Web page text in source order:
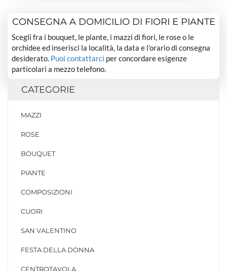
CONSEGNA A DOMICILIO DI FIORI E PIANTE
Scegli fra i bouquet, le piante, i mazzi di fiori, le rose o le
orchidee ed inserisci la località, la data e l’orario di consegna
desiderato. Puoi contattarci per concordare esigenze
particolari a mezzo telefono.
CATEGORIE
MAZZI
ROSE
BOUQUET
PIANTE
COMPOSIZIONI
CUORI
SAN VALENTINO
FESTA DELLA DONNA
CENTROTAVOLA